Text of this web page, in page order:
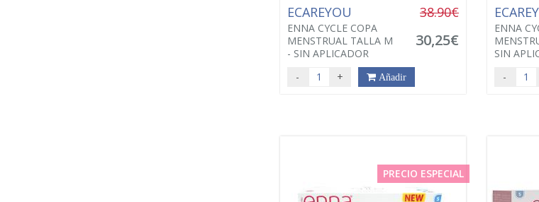
ECAREYOU
ENNA CYCLE COPA
MENSTRUAL TALLA M
- SIN APLICADOR
38.90€
30,25€
- + Añadir
ENNA
SIN
-
PRECIO ESPECIAL